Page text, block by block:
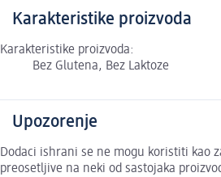
Karakteristike proizvoda
Karakteristike proizvoda:
Bez Glutena, Bez Laktoze
Upozorenje
Dodaci ishrani se ne mogu koristiti kao
preosetljive na neki od sastojaka